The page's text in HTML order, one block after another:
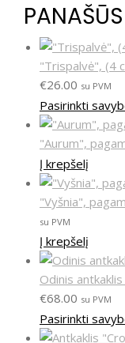
"Trispalvė", (4
€26.00 su PVM
Pasirinkti
"Aurum",
Į krepšelį
"Vyšnia",
su PVM
Į krepšelį
Odinis
€68.00 su PVM
Pasirinkti